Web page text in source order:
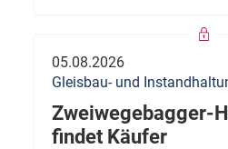
05.08.2026
Gleisbau- und
Zweiwegebagger-
findet Käufer